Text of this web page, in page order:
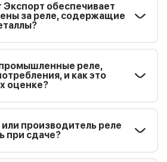
обеспечивает
за реле, содержащие
реле,
и как это
оценке?
производитель реле
при сдаче?